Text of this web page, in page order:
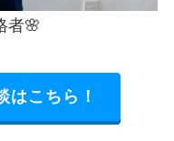
者🌸
はこちら！